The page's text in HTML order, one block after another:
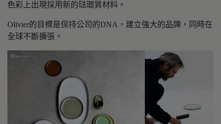
色彩上出現採用新的琺瑯質材料。
Olivier的目標是保持公司的DNA，建立強大的品牌，同時在
全球不斷擴張。